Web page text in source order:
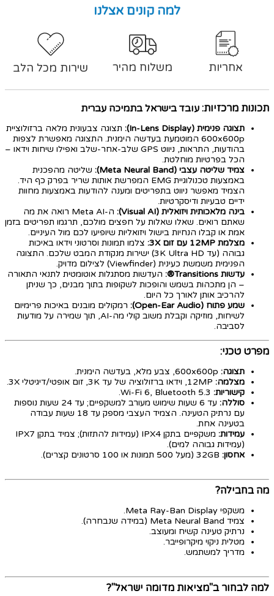
למה קונים אצלנו
אחריות משלוח מהיר שירות מכל הלב
תכונות מרכזיות: עובד בישראל בתמיכה עברית
תצוגה פנימית (In-Lens Display):
תצוגה צבעונית מלאה ברזולוציית
600x600p המוטמעת בעדשה הימנית. התצוגה מאפשרת לצפות
בהודעות, התראות, ניווט GPS שלב-אחר-שלב ואפילו שיחות וידאו –
הכל בפרטיות מוחלטת.
צמיד שליטה עצבי (Meta Neural Band):
שליטה מהפכנית
באמצעות טכנולוגיית EMG המפרשת אותות שריר בפרק כף היד.
הצמיד מאפשר ניווט בתפריטים ומענה להודעות באמצעות מחוות
ידיים טבעיות ודיסקרטיות.
בינה מלאכותית ויזואלית (Visual AI):
ה-Meta AI רואה את מה
שאתם רואים. שאלו שאלות על חפצים מולכם, תרגמו תפריטים בזמן
אמת או קבלו הנחיות בישול ויזואליות שיופיעו לכם מול העיניים.
מצלמת 12MP עם זום 3X:
צלמו תמונות וסרטוני וידאו באיכות
גבוהה (עד 3K Ultra HD) ישירות מנקודת המבט שלכם. התצוגה
הפנימית משמשת כעינית (Viewfinder) לצילום מדויק.
עדשות Transitions®:
העדשות מסתגלות אוטומטית לתנאי התאורה
– הן מתכהות בשמש והופכות לשקופות בתוך מבנים, כך שניתן
להרכיב אותן לאורך כל היום.
שמע פתוח (Open-Ear Audio):
רמקולים מובנים באיכות פרימיום
לשיחות, מוזיקה וקבלת משוב קולי מה-AI, תוך שמירה על מודעות
לסביבה.
מפרט טכני:
תצוגה:
מצלמה:
קישוריות:
סוללה:
עד 6 שעות שימוש מעורב למשקפיים; עד 24 שעות נוספות
עם נרתיק הטעינה. הצמיד העצבי מספק עד 18 שעות עבודה
בטעינה אחת.
עמידות:
משקפיים בתקן IPX4 (עמידות להתזות); צמיד בתקן IPX7
(עמידות גבוהה למים).
אחסון:
מה בחבילה?
משקפי Meta Ray-Ban Display.
צמיד Meta Neural Band (במידה שנבחרה).
נרתיק טעינה קשיח ומעוצב.
מטלית ניקוי מיקרופייבר.
מדריך למשתמש.
למה לבחור ב"מציאות מדומה ישראל"?